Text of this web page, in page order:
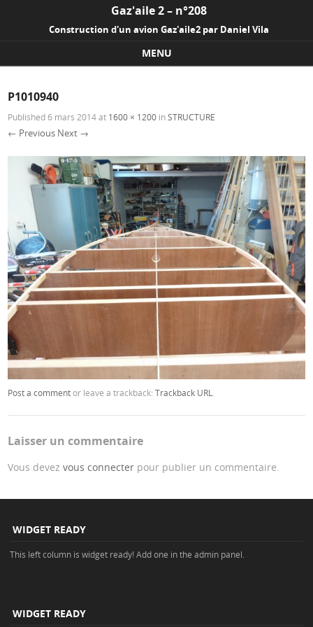
Gaz'aile 2 – n°208
Construction d'un avion Gaz'aile2 par Daniel Vila
MENU
P1010940
Published6 mars 2014at 1600 × 1200 inSTRUCTURE
← Previous Next →
Post a commentor leave a trackback:Trackback URL
Laisser un commentaire
Vous devezvous connecter pour publier un commentaire.
WIDGET READY
This left column is widget ready! Add one in the admin panel.
WIDGET READY